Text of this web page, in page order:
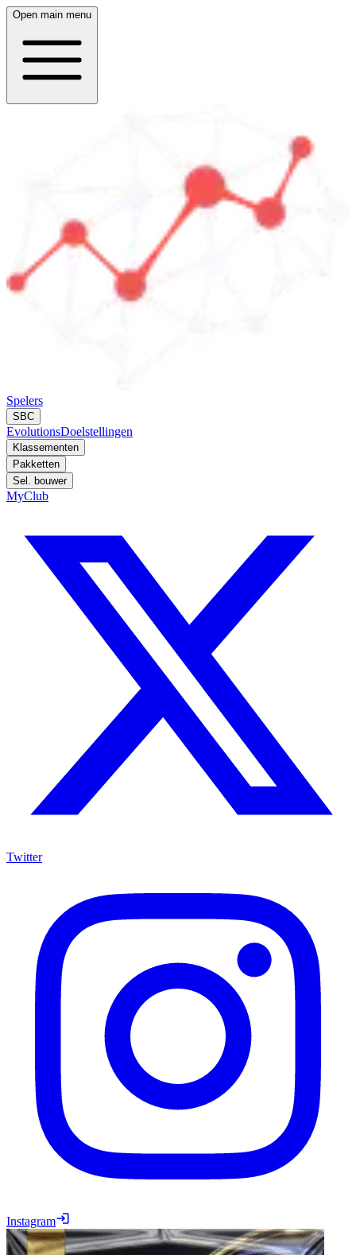
Open main menu
Spelers
SBC
EvolutionsDoelstellingen
Klassementen
Pakketten
Sel. bouwer
MyClub
Twitter
Instagram